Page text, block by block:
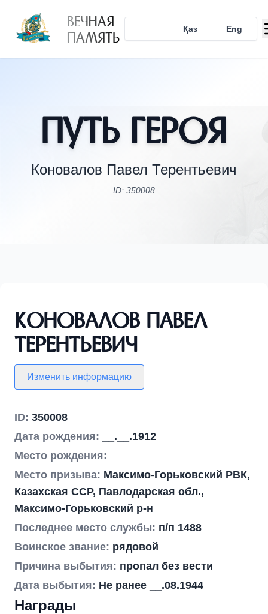
ВЕЧНАЯ
ПАМЯТЬ Қаз Eng
Путь Героя
Коновалов Павел Терентьевич
ID: 350008
Коновалов Павел
Терентьевич
Изменить информацию
ID: 350008
Дата рождения:
__.__.1912
Место рождения:
Место призыва: Максимо-Горьковский РВК,
Казахская ССР, Павлодарская обл.,
Максимо-Горьковский р-н
Последнее место службы: п/п 1488
Воинское звание: рядовой
Причина выбытия: пропал без вести
Дата выбытия: Не ранее __.08.1944
Награды